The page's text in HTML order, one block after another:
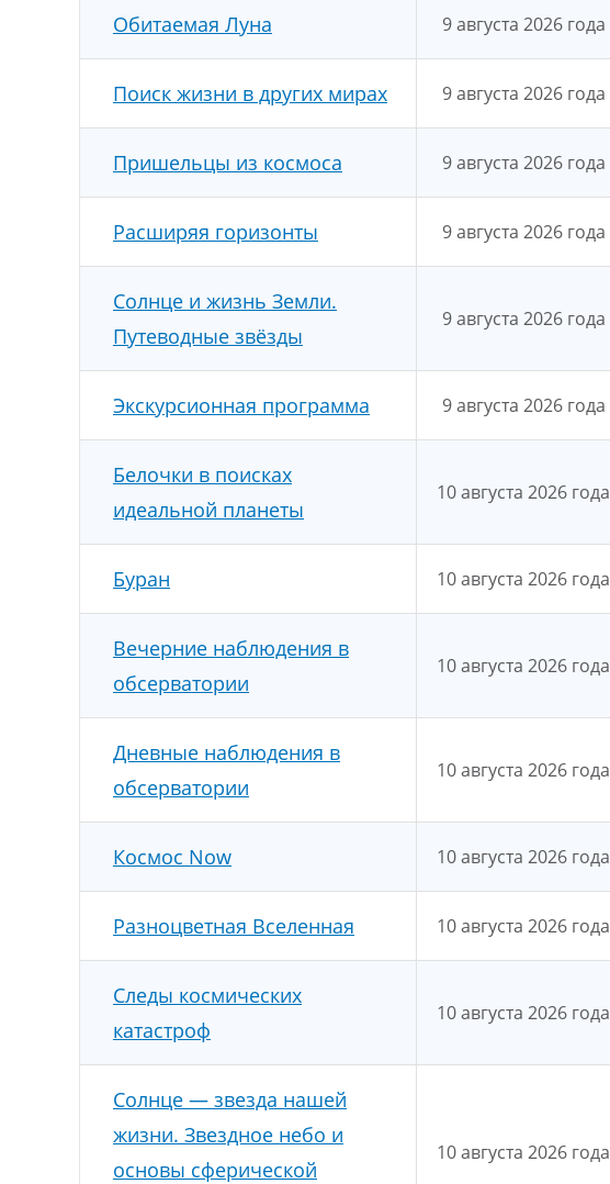
Обитаемая Луна 9 августа 2026 года
Поиск жизни в других мирах 9 августа 2026 года
Пришельцы из космоса 9 августа 2026 года
Расширяя горизонты 9 августа 2026 года
Солнце и жизнь Земли.
Путеводные звёзды
9 августа 2026 года
Экскурсионная программа 9 августа 2026 года
Белочки в поисках
идеальной планеты
10 августа 2026 года
Буран 10 августа 2026 года
Вечерние наблюдения в
обсерватории
10 августа 2026 года
Дневные наблюдения в
обсерватории
10 августа 2026 года
Космос Now 10 августа 2026 года
Разноцветная Вселенная 10 августа 2026 года
Следы космических
катастроф
10 августа 2026 года
Солнце — звезда нашей
жизни. Звездное небо и
основы сферической
10 августа 2026 года